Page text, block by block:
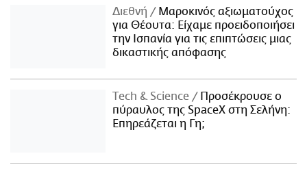
Διεθνή
Μαροκινός αξιωματούχος
για Θέουτα: Είχαμε προειδοποιήσει
την Ισπανία για τις επιπτώσεις μιας
δικαστικής απόφασης
Τech & Science
Προσέκρουσε ο
πύραυλος της SpaceX στη Σελήνη:
Επηρεάζεται η Γη;